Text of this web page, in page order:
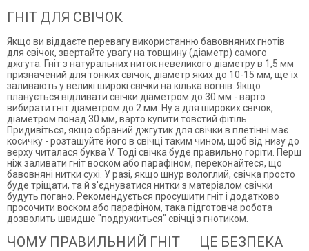
ГНІТ ДЛЯ СВІЧОК
Якщо ви віддаєте перевагу використанню бавовняних гнотів
для свічок, звертайте увагу на товщину (діаметр) самого
джгута. Гніт з натуральних ниток невеликого діаметру в 1,5 мм
призначений для тонких свічок, діаметр яких до 10-15 мм, ще їх
заливають у великі широкі свічки на кілька вогнів. Якщо
планується відливати свічки діаметром до 30 мм - варто
вибирати гніт діаметром до 2 мм. Ну а для широких свічок,
діаметром понад 30 мм, варто купити товстий фітіль.
Придивіться, якщо обраний джгутик для свічки в плетінні має
косичку - розташуйте його в свічці таким чином, щоб від низу до
верху читалася буква V. Тоді свічка буде правильно горіти. Перш
ніж заливати гніт воском або парафіном, переконайтеся, що
бавовняні нитки сухі. У разі, якщо шнур вологлий, свічка просто
буде тріщати, та й з'єднуватися нитки з матеріалом свічки
будуть погано. Рекомендується просушити гніт і додатково
просочити воском або парафіном, така підготовча робота
дозволить швидше "подружиться" свічці з гнотиком.
ЧОМУ ПРАВИЛЬНИЙ ГНІТ — ЦЕ БЕЗПЕКА